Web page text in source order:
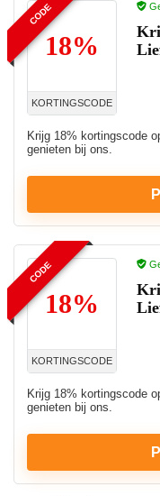
CODE
18%
KORTINGSCODE
Krijg 18% kortingscode
genieten bij ons.
CODE
18%
KORTINGSCODE
Krijg 18% kortingscode
genieten bij ons.